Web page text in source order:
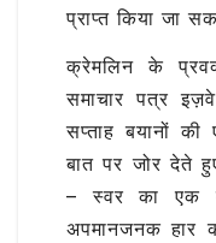
प्राप्त किया जा
क्रेमलिन के
समाचार पत्र
सप्ताह बयानों
बात पर जोर देते
– स्वर का एक
अपमानजनक हार